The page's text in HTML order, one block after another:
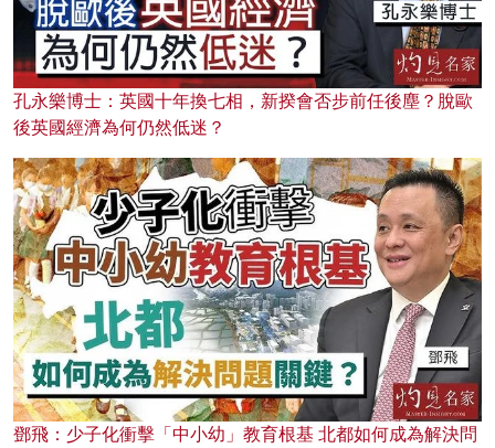
孔永樂博士：英國十年換七相，新揆會否步前任後塵？脫歐
後英國經濟為何仍然低迷？
鄧飛：少子化衝擊「中小幼」教育根基 北都如何成為解決問